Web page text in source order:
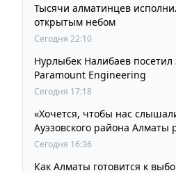
Тысячи алматинцев
открытым небом
Сегодня 22:10
Нурлыбек Налибаев посетил
Paramount Engineering
Сегодня 17:18
«Хочется, чтобы нас
Ауэзовского района Алматы
ждут от выборов депутатов
Сегодня 16:36
Как Алматы готовится к